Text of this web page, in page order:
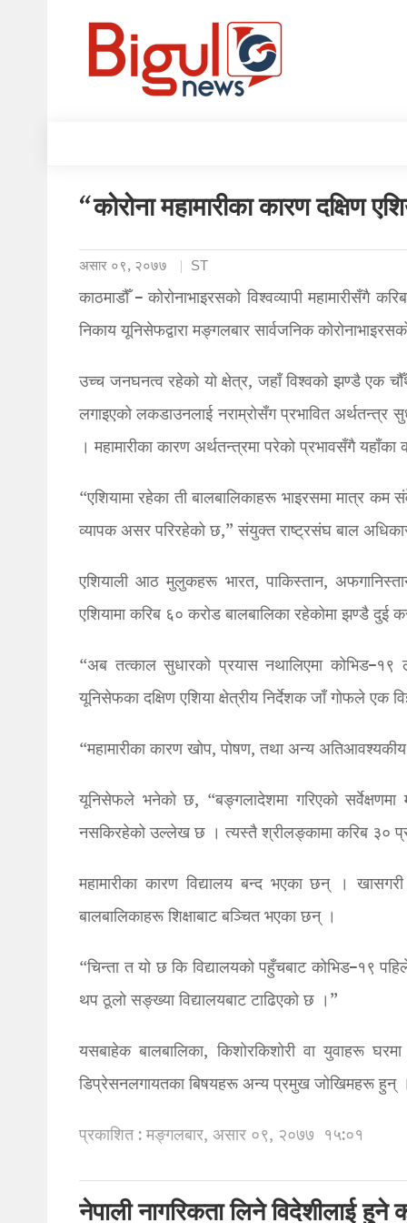
“कोरोना महामारीका कारण दक्षिण
असार ०९, २०७७ ST
काठमाडौँ – कोरोनाभाइरसको विश्वव्यापी महामारीसँगै
निकाय यूनिसेफद्वारा मङ्गलबार सार्वजनिक
उच्च जनघनत्व रहेको यो क्षेत्र, जहाँ विश्वको झण्डै एक
लगाइएको लकडाउनलाई नराम्रोसँग प्रभावित
। महामारीका कारण अर्थतन्त्रमा परेको प्रभावसँगै
“एशियामा रहेका ती बालबालिकाहरू भाइरसमा मात्र
व्यापक असर परिरहेको छ,” संयुक्त राष्ट्रसंघ बाल
एशियाली आठ मुलुकहरू भारत, पाकिस्तान,
एशियामा करिब ६० करोड बालबालिका रहेकोमा झण्डै
“अब तत्काल सुधारको प्रयास नथालिएमा कोभिड–१९
यूनिसेफका दक्षिण एशिया क्षेत्रीय निर्देशक जाँ गोफले एक
“महामारीका कारण खोप, पोषण, तथा अन्य
यूनिसेफले भनेको छ, “बङ्गलादेशमा गरिएको सर्वेक्षणमा
नसकिरहेको उल्लेख छ । त्यस्तै श्रीलङ्कामा करिब ३०
महामारीका कारण विद्यालय बन्द भएका छन् ।
बालबालिकाहरू शिक्षाबाट बञ्चित भएका छन् ।
“चिन्ता त यो छ कि विद्यालयको पहुँचबाट कोभिड–१९
थप ठूलो सङ्ख्या विद्यालयबाट टाढिएको छ ।”
यसबाहेक बालबालिका, किशोरकिशोरी वा युवाहरू
डिप्रेसनलगायतका बिषयहरू अन्य प्रमुख जोखिमहरू हुन्
प्रकाशित : मङ्गलबार, असार ०९, २०७७ १५:०१